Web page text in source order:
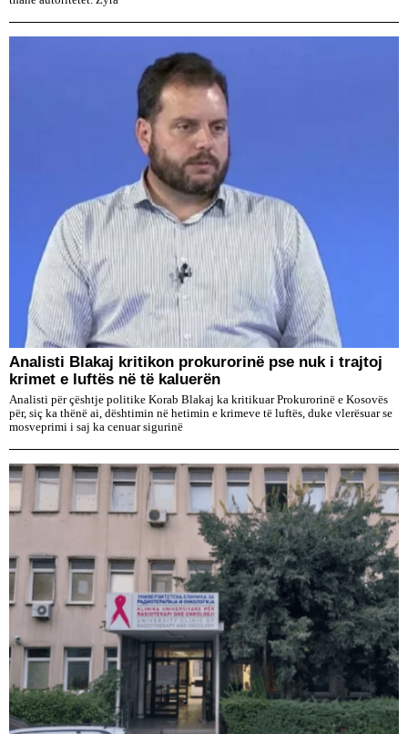
​Analisti Blakaj kritikon prokurorinë pse nuk i trajtoj
krimet e luftës në të kaluerën
Analisti për çështje politike Korab Blakaj ka kritikuar Prokurorinë e Kosovës
për, siç ka thënë ai, dështimin në hetimin e krimeve të luftës, duke vlerësuar se
mosveprimi i saj ka cenuar sigurinë